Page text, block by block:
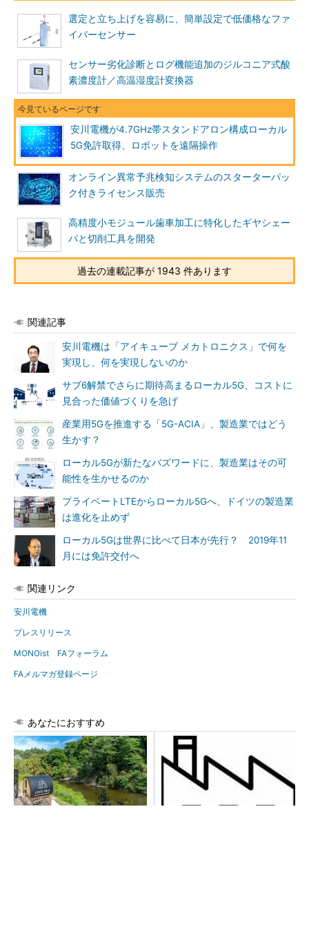
選定と立ち上げを容易に、簡単設定で低価格なファ
イバーセンサー
センサー劣化診断とログ機能追加のジルコニア式酸
素濃度計／高温湿度計変換器
安川電機が4.7GHz帯スタンドアロン構成ローカル
5G免許取得、ロボットを遠隔操作
オンライン異常予兆検知システムのスターターパッ
ク付きライセンス販売
高精度小モジュール歯車加工に特化したギヤシェー
パと切削工具を開発
過去の連載記事が 1943 件あります
関連記事
安川電機は「アイキューブ メカトロニクス」で何を
実現し、何を実現しないのか
サブ6解禁でさらに期待高まるローカル5G、コストに
見合った価値づくりを急げ
産業用5Gを推進する「5G-ACIA」、製造業ではどう
生かす？
ローカル5Gが新たなバズワードに、製造業はその可
能性を生かせるのか
プライベートLTEからローカル5Gへ、ドイツの製造業
は進化を止めず
ローカル5Gは世界に比べて日本が先行？ 2019年11
月には免許交付へ
関連リンク
安川電機
プレスリリース
MONOist FAフォーラム
FAメルマガ登録ページ
あなたにおすすめ